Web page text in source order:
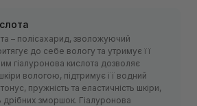
– полісахарид, зволожуючий
до себе вологу та утримує її
гіалуронова кислота дозволяє
вологою, підтримує її водний
пружність та еластичність шкіри,
дрібних зморшок. Гіалуронова